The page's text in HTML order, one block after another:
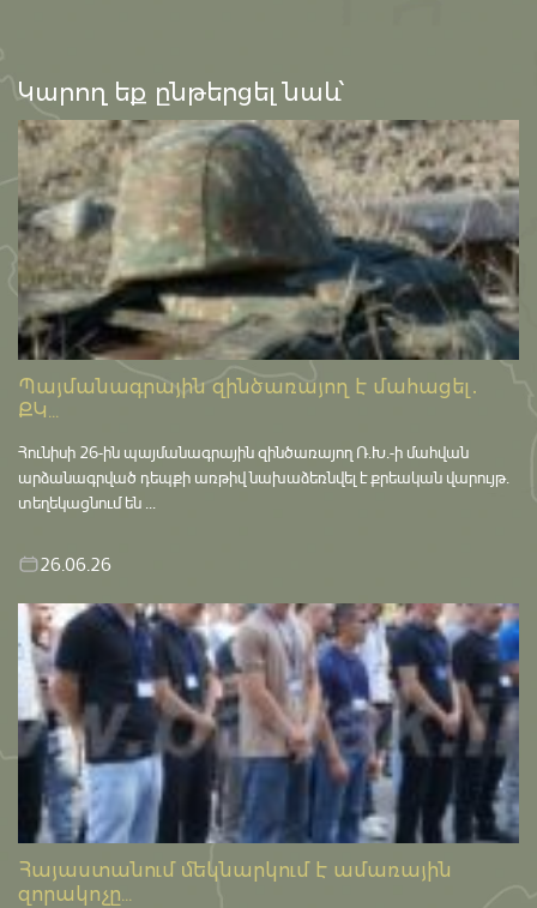
Կարող եք ընթերցել նաև՝
Պայմանագրային զինծառայող է մահացել․
ՔԿ...
Հունիսի 26-ին պայմանագրային զինծառայող Ռ.Խ.-ի մահվան
արձանագրված դեպքի առթիվ նախաձեռնվել է քրեական վարույթ․
տեղեկացնում են ...
26.06.26
Հայաստանում մեկնարկում է ամառային
զորակոչը...